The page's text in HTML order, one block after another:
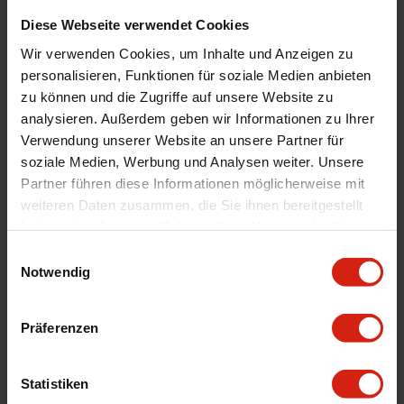
Diese Webseite verwendet Cookies
Wir verwenden Cookies, um Inhalte und Anzeigen zu
personalisieren, Funktionen für soziale Medien anbieten
zu können und die Zugriffe auf unsere Website zu
analysieren. Außerdem geben wir Informationen zu Ihrer
Verwendung unserer Website an unsere Partner für
soziale Medien, Werbung und Analysen weiter. Unsere
Partner führen diese Informationen möglicherweise mit
weiteren Daten zusammen, die Sie ihnen bereitgestellt
Notwendig
Präferenzen
Statistiken
Automodell Name
C6
Product Line
Graphite Line
Universal
Nein
Version
T1 Sport geschlitzt
Durchmesser
301.7 mm
Materialstärken
22 mm
Geeignet Für
Details